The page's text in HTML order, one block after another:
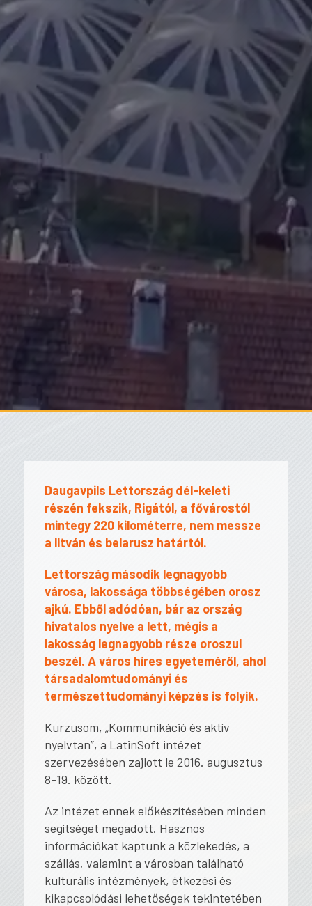
Daugavpils Lettország dél-keleti
részén fekszik, Rigától, a fővárostól
mintegy 220 kilométerre, nem messze
a litván és belarusz határtól.
Lettország második legnagyobb
városa, lakossága többségében orosz
ajkú. Ebből adódóan, bár az ország
hivatalos nyelve a lett, mégis a
lakosság legnagyobb része oroszul
beszél. A város híres egyeteméről, ahol
társadalomtudományi és
természettudományi képzés is folyik.
Kurzusom, „Kommunikáció és aktív
nyelvtan”, a LatinSoft intézet
szervezésében zajlott le 2016. augusztus
8-19. között.
Az intézet ennek előkészítésében minden
segítséget megadott. Hasznos
információkat kaptunk a közlekedés, a
szállás, valamint a városban található
kulturális intézmények, étkezési és
kikapcsolódási lehetőségek tekintetében